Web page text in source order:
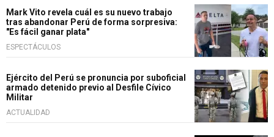
Mark Vito revela cuál es su nuevo trabajo
tras abandonar Perú de forma sorpresiva:
"Es fácil ganar plata"
ESPECTÁCULOS
Ejército del Perú se pronuncia por suboficial
armado detenido previo al Desfile Cívico
Militar
ACTUALIDAD